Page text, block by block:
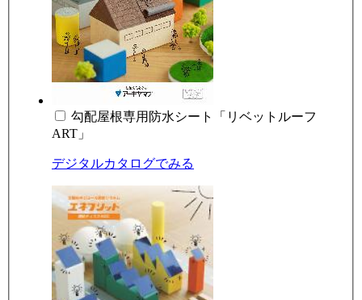
勾配屋根専用防水シート「リベットルーフ
ART」
デジタルカタログでみる